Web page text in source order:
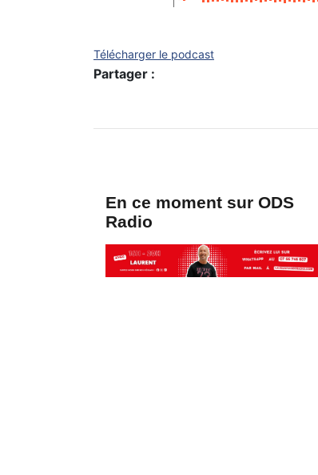
Télécharger le podcast
Partager :
En ce moment sur ODS
Radio